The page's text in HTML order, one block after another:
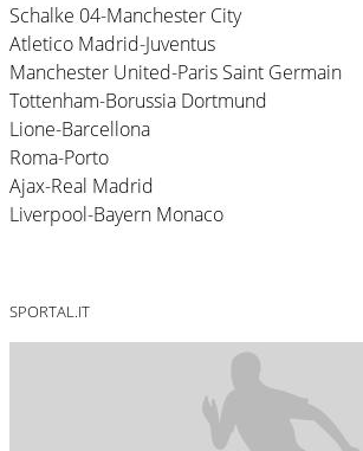
Schalke 04-Manchester City
Atletico Madrid-Juventus
Manchester United-Paris Saint Germain
Tottenham-Borussia Dortmund
Lione-Barcellona
Roma-Porto
Ajax-Real Madrid
Liverpool-Bayern Monaco
SPORTAL.IT